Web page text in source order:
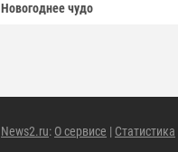
Новогоднее чудо
News2.ru: О сервисе | Статистика